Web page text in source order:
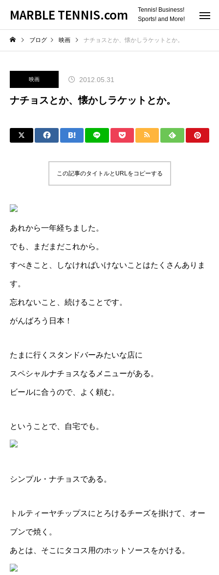
MARBLE TENNIS.com
Tennis! Business!
Sports! and More!
ブログ 映画 ナチョスとか、懐かしラケットとか。
映画 2012.05.31
ナチョスとか、懐かしラケットとか。
この記事のタイトルとURLをコピーする
あれから一年経ちました。
でも、まだまだこれから。
すべきこと、しなければいけないことはたくさんありま
す。
忘れないこと、続けることです。
がんばろう日本！
たまに行くスタンドバーみたいな店に
スペシャルナチョスなるメニューがある。
ビールに合うので、よく頼む。
ということで、自宅でも。
シンプル・ナチョスである。
トルティーヤチップスにとろけるチーズを掛けて、オー
ブンで焼く。
あとは、そこにタコス用のホットソースをかける。